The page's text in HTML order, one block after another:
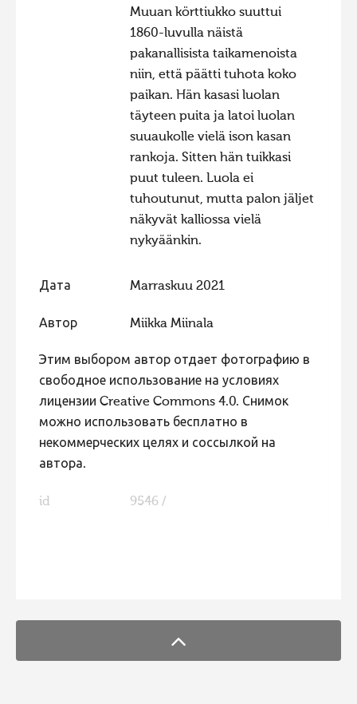
Muuan körttiukko suuttui
1860-luvulla näistä
pakanallisista taikamenoista
niin, että päätti tuhota koko
paikan. Hän kasasi luolan
täyteen puita ja latoi luolan
suuaukolle vielä ison kasan
rankoja. Sitten hän tuikkasi
puut tuleen. Luola ei
tuhoutunut, mutta palon jäljet
näkyvät kalliossa vielä
nykyäänkin.
Дата Marraskuu 2021
Автор Miikka Miinala
Этим выбором автор отдает фотографию в
свободное использование на условиях
лицензии Creative Commons 4.0. Снимок
можно использовать бесплатно в
некоммерческих целях и соссылкой на
автора.
id 9546 /